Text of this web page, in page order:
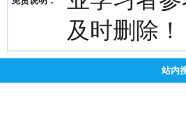
及时删除！
站内